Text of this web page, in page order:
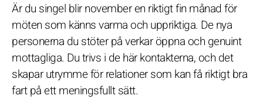
Är du singel blir november en riktigt fin månad för
möten som känns varma och uppriktiga. De nya
personerna du stöter på verkar öppna och genuint
mottagliga. Du trivs i de här kontakterna, och det
skapar utrymme för relationer som kan få riktigt bra
fart på ett meningsfullt sätt.